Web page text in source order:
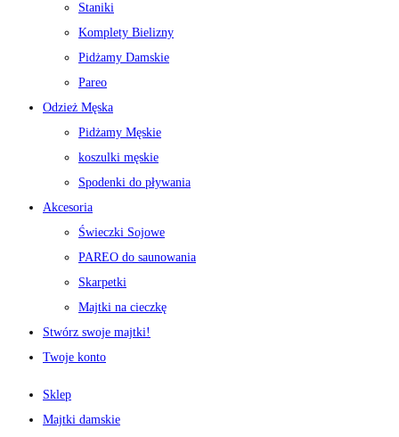
Staniki
Komplety Bielizny
Pidżamy Damskie
Pareo
Odzież Męska
Pidżamy Męskie
koszulki męskie
Spodenki do pływania
Akcesoria
Świeczki Sojowe
PAREO do saunowania
Skarpetki
Majtki na cieczkę
Stwórz swoje majtki!
Twoje konto
Sklep
Majtki damskie